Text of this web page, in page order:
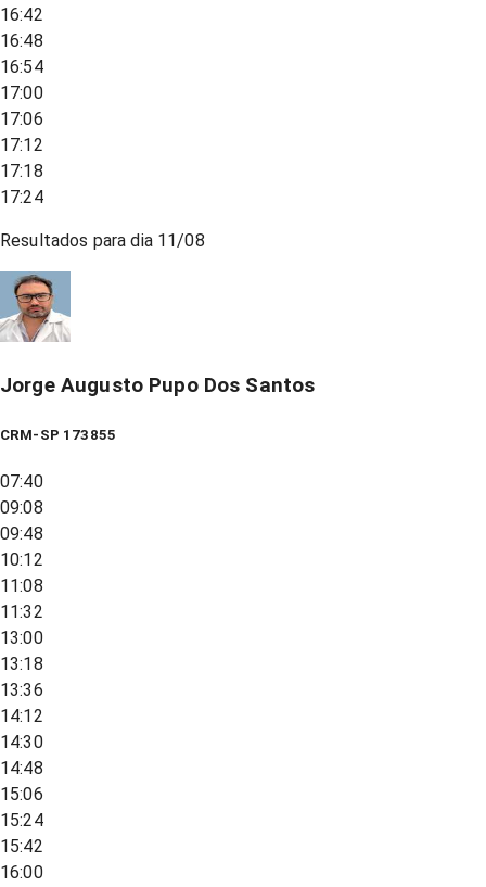
16:42
16:48
16:54
17:00
17:06
17:12
17:18
17:24
Resultados para dia 11/08
Jorge Augusto Pupo Dos Santos
CRM-SP 173855
07:40
09:08
09:48
10:12
11:08
11:32
13:00
13:18
13:36
14:12
14:30
14:48
15:06
15:24
15:42
16:00